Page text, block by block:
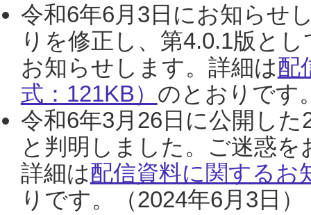
令和6年6月3日にお知らせ
りを修正し、第4.0.1版と
お知らせします。詳細は配
式：121KB） のとおりです
令和6年3月26日に公開し
と判明しました。ご迷惑
詳細は配信資料に関するお
りです。（2024年6月3日）